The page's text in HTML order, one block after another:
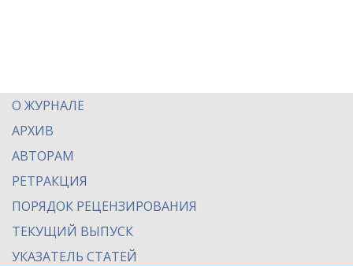
О ЖУРНАЛЕ
АРХИВ
АВТОРАМ
РЕТРАКЦИЯ
ПОРЯДОК РЕЦЕНЗИРОВАНИЯ
ТЕКУЩИЙ ВЫПУСК
УКАЗАТЕЛЬ СТАТЕЙ